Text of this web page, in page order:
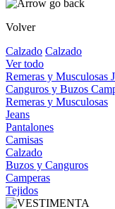
Volver
Calzado Calzado
Ver todo
Remeras y Musculosas
Canguros y Buzos
Remeras y Musculosas
Jeans
Pantalones
Camisas
Calzado
Buzos y Canguros
Camperas
Tejidos